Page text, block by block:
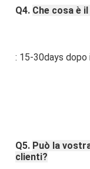
Q4. Che cosa è
: 15-30days dopo
Q5. Può la
clienti?